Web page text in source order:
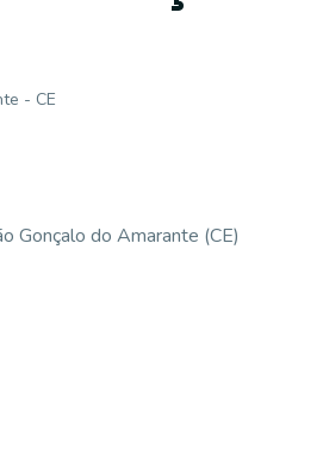
- CE
Gonçalo do Amarante (CE)